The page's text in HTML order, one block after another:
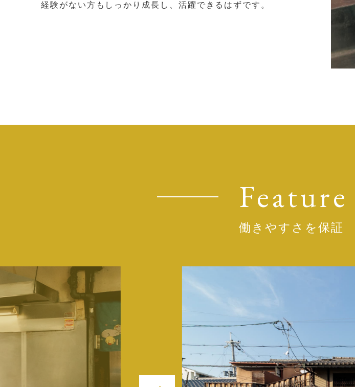
経験がない方もしっかり成長し、活躍できるはずです。
Feature
働きやすさを保証